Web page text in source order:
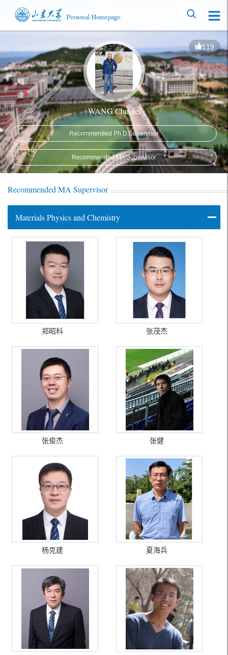
119
WANG Chunlei
Recommended Ph.D.Supervisor
Recommended MA Supervisor
Recommended MA Supervisor
Materials Physics and Chemistry
郑昭科 张茂杰
张俊杰 张健
杨克建 夏海兵